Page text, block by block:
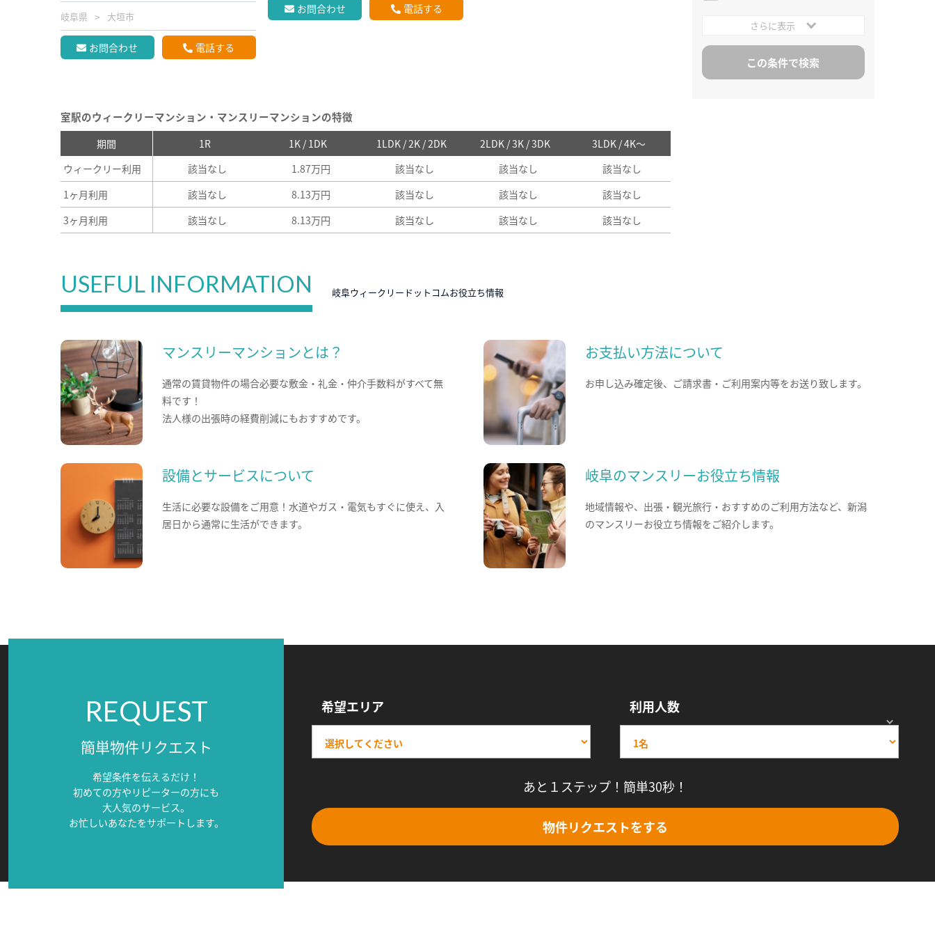
岐阜県 大垣市
お問合わせ 電話する
お問合わせ 電話する
室駅のウィークリーマンション・マンスリーマンションの特徴
期間 1R 1K / 1DK 1LDK / 2K / 2DK 2LDK / 3K / 3DK
3LDK / 4K～
ウィークリー利用
該当なし 1.87万円 該当なし 該当なし
該当なし
1ヶ月利用
該当なし 8.13万円 該当なし 該当なし
該当なし
3ヶ月利用
該当なし 8.13万円 該当なし 該当なし 該当なし
さらに表示
USEFUL INFORMATION 岐阜ウィークリードットコムお役立ち情報
マンスリーマンションとは？
通常の賃貸物件の場合必要な敷金・礼金・仲介手数料がすべて無
料です！
法人様の出張時の経費削減にもおすすめです。
お支払い方法について
お申し込み確定後、ご請求書・ご利用案内等をお送り致します。
設備とサービスについて
生活に必要な設備をご用意！水道やガス・電気もすぐに使え、入
居日から通常に生活ができます。
岐阜のマンスリーお役立ち情報
地域情報や、出張・観光旅行・おすすめのご利用方法など、新潟
のマンスリーお役立ち情報をご紹介します。
REQUEST
簡単物件リクエスト
希望条件を伝えるだけ！
初めての方やリピーターの方にも
大人気のサービス。
お忙しいあなたをサポートします。
希望エリア 利用人数
あと１ステップ！簡単30秒！
物件リクエストをする